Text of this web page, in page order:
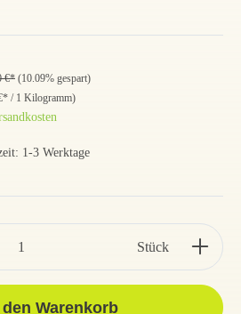
€* (10.09% gespart)
* / 1 Kilogramm)
1-3 Werktage
Stück
den Warenkorb